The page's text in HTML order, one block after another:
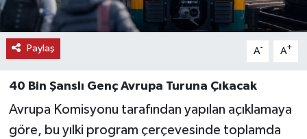
Paylaş A- A+
40 Bin Şanslı Genç Avrupa Turuna Çıkacak
Avrupa Komisyonu tarafından yapılan açıklamaya
göre, bu yılki program çerçevesinde toplamda
YAŞAM